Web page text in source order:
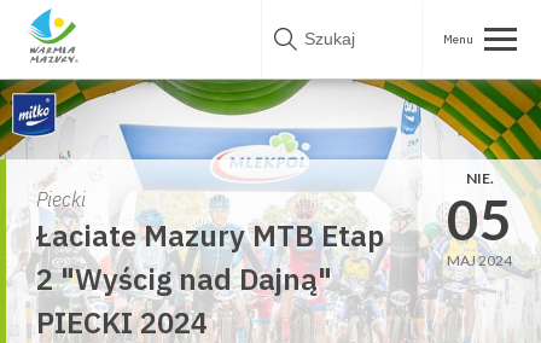
Skip
Piecki
Łaciate Mazury MTB Etap
2 "Wyścig nad Dajną"
PIECKI 2024
NIE.
05
MAJ 2024